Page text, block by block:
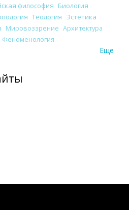
философия Биология
Теология Эстетика
Мировоззрение Архитектура
Феноменология
Еще